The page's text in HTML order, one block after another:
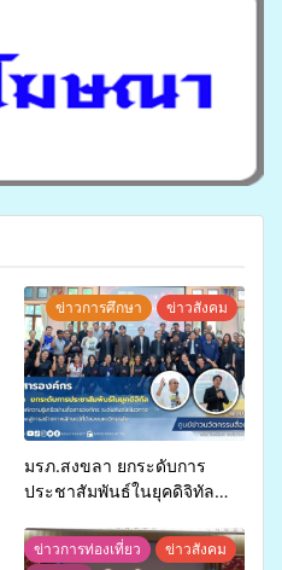
ข่าวการศึกษา ข่าวสังคม
มรภ.สงขลา ยกระดับการ
ประชาสัมพันธ์ในยุคดิจิทัล
ข่ายสื่อสารองค์กร ระดมสมอง
ข่าวการท่องเที่ยว
ข่าวสังคม